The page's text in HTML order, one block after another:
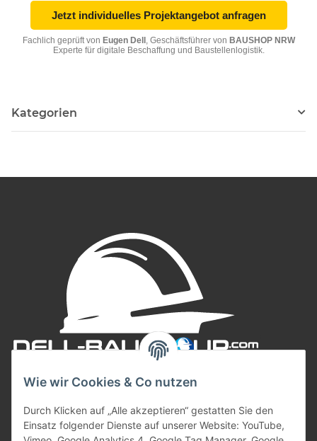
Wie wir Cookies & Co nutzen
Durch Klicken auf „Alle akzeptieren“ gestatten Sie den
Einsatz folgender Dienste auf unserer Website: YouTube,
Jetzt individuelles Projektangebot anfragen
Fachlich geprüft von Eugen Dell, Geschäftsführer von BAUSHOP NRW
Experte für digitale Beschaffung und Baustellenlogistik.
Kategorien